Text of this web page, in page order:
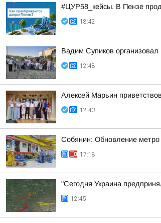
#ЦУР58_кейсы. В Пензе
18:42
Вадим Супиков
12:48
Алексей Марьин
12:43
Собянин: Обновление метро
17:18
"Сегодня Украина
12:45